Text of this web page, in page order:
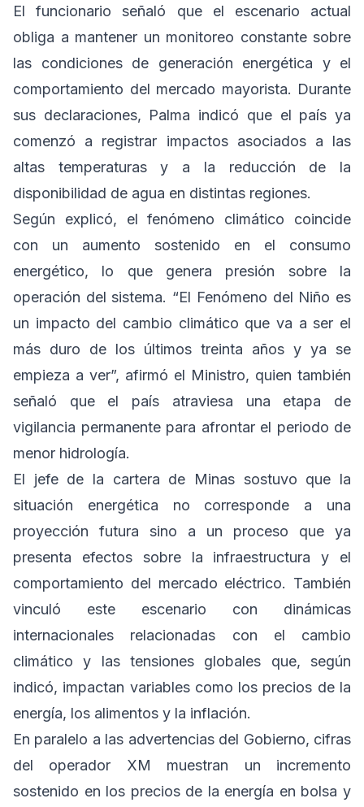
El funcionario señaló que el escenario actual
obliga a mantener un monitoreo constante sobre
las condiciones de generación energética y el
comportamiento del mercado mayorista. Durante
sus declaraciones, Palma indicó que el país ya
comenzó a registrar impactos asociados a las
altas temperaturas y a la reducción de la
disponibilidad de agua en distintas regiones.
Según explicó, el fenómeno climático coincide
con un aumento sostenido en el consumo
energético, lo que genera presión sobre la
operación del sistema. “El Fenómeno del Niño es
un impacto del cambio climático que va a ser el
más duro de los últimos treinta años y ya se
empieza a ver”, afirmó el Ministro, quien también
señaló que el país atraviesa una etapa de
vigilancia permanente para afrontar el periodo de
menor hidrología.
El jefe de la cartera de Minas sostuvo que la
situación energética no corresponde a una
proyección futura sino a un proceso que ya
presenta efectos sobre la infraestructura y el
comportamiento del mercado eléctrico. También
vinculó este escenario con dinámicas
internacionales relacionadas con el cambio
climático y las tensiones globales que, según
indicó, impactan variables como los precios de la
energía, los alimentos y la inflación.
En paralelo a las advertencias del Gobierno, cifras
del operador XM muestran un incremento
sostenido en los precios de la energía en bolsa y